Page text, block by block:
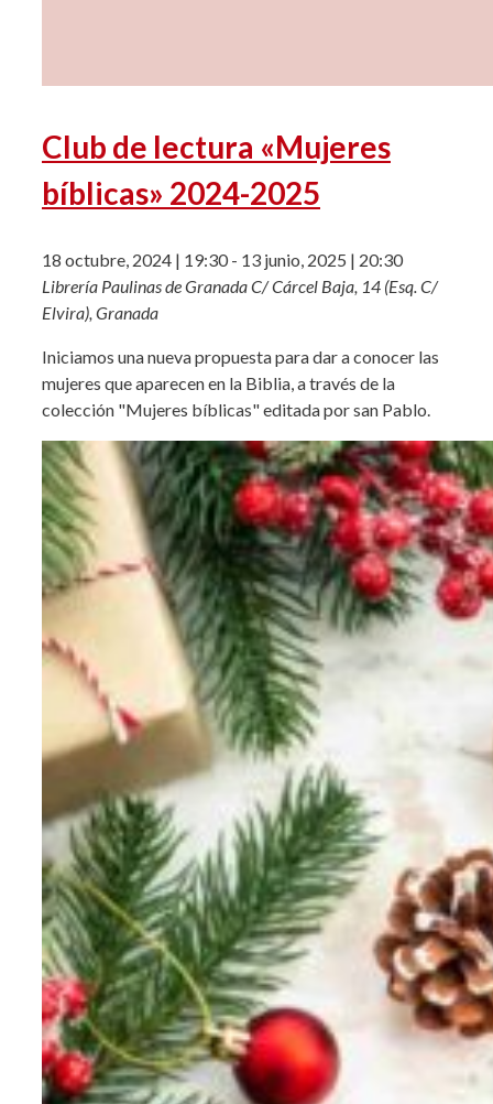
Club de lectura «Mujeres
bíblicas» 2024-2025
18 octubre, 2024 | 19:30- 13 junio, 2025 | 20:30
Librería Paulinas de GranadaC/ Cárcel Baja, 14 (Esq. C/
Elvira), Granada
Iniciamos una nueva propuesta para dar a conocer las
mujeres que aparecen en la Biblia, a través de la
colección "Mujeres bíblicas" editada por san Pablo.